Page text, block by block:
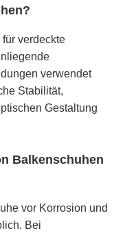
verdeckte
verwendet
Stabilität,
Gestaltung
Balkenschuhen
vor Korrosion und
Bei